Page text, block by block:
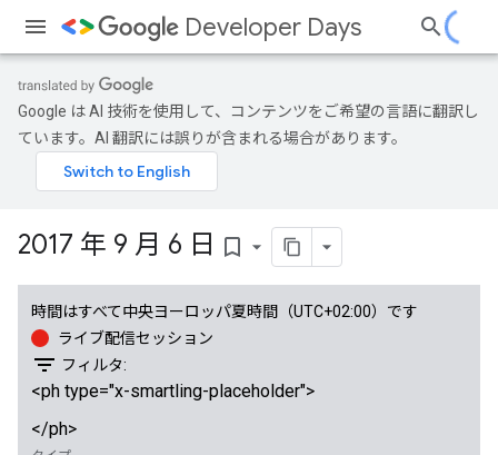
Developer Days
Google は AI 技術を使用して、コンテンツをご希望の言語に翻訳し
ています。AI 翻訳には誤りが含まれる場合があります。
2017 年 9 月 6 日 bookmark_border
時間はすべて中央ヨーロッパ夏時間（UTC+02:00）です
ライブ配信セッション
filter_list フィルタ:
<ph type="x-smartling-placeholder">
</ph>